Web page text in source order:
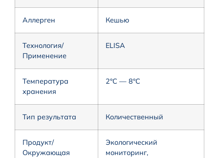
Аллерген Кешью
Технология/
Применение
ELISA
Температура
хранения
2°С — 8°С
Тип результата Количественный
Продукт/
Окружающая
Экологический
мониторинг,